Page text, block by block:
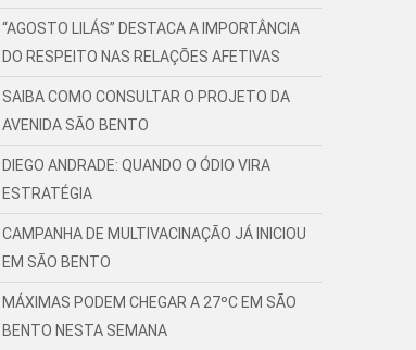
“AGOSTO LILÁS” DESTACA A IMPORTÂNCIA
DO RESPEITO NAS RELAÇÕES AFETIVAS
SAIBA COMO CONSULTAR O PROJETO DA
AVENIDA SÃO BENTO
DIEGO ANDRADE: QUANDO O ÓDIO VIRA
ESTRATÉGIA
CAMPANHA DE MULTIVACINAÇÃO JÁ INICIOU
EM SÃO BENTO
MÁXIMAS PODEM CHEGAR A 27ºC EM SÃO
BENTO NESTA SEMANA